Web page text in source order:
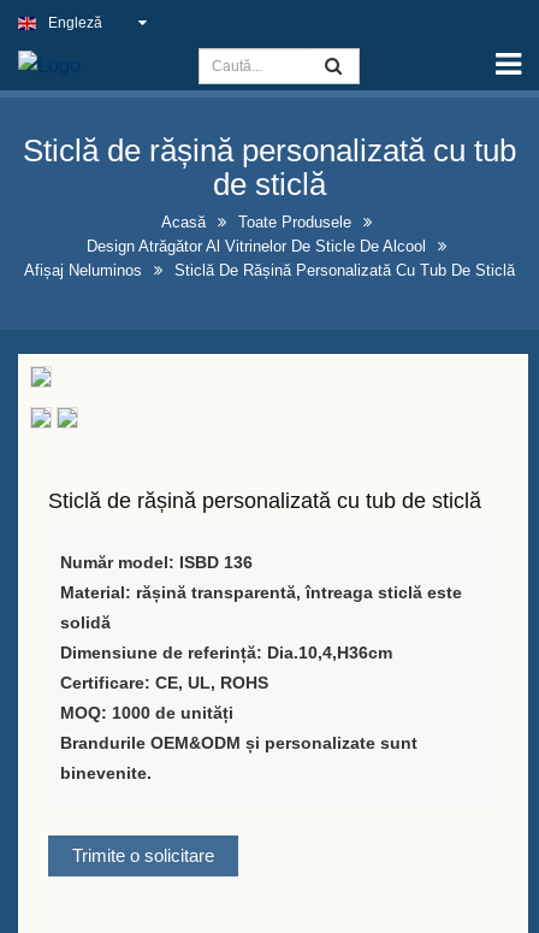
Capacitate
Semnul de Lumină Subțire
Semnul pub-ului în aer liber
Semne de afaceri interioare la
cel mai bun preț
neon false
Design atrăgător al vitrinelor de
Panouri de tablă cu cadru în
Furnizor de soluții pentru
ambalarea vinului
Suport personalizat pentru
Găleata de gheață
Deschizător de sticle cu
Engleză
Sticlă de rășină personalizată cu tub
de sticlă
Acasă
Toate Produsele
Design Atrăgător Al Vitrinelor De Sticle De Alcool
Afișaj Neluminos
Sticlă De Rășină Personalizată Cu Tub De Sticlă
Sticlă de rășină personalizată cu tub de sticlă
Număr model: ISBD 136
Material: rășină transparentă, întreaga sticlă este
solidă
Dimensiune de referință: Dia.10,4,H36cm
Certificare: CE, UL, ROHS
MOQ: 1000 de unități
Brandurile OEM&ODM și personalizate sunt
binevenite.
Trimite o solicitare